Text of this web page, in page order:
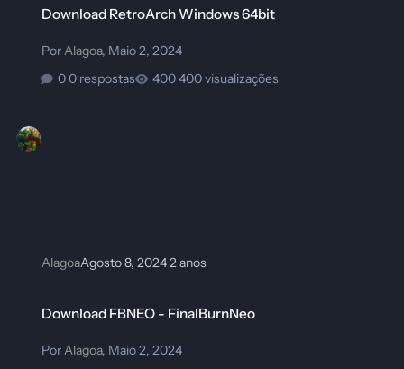
Download RetroArch Windows 64bit
Por Alagoa, Maio 2, 2024
0 respostas
400 visualizações
AlagoaAgosto 8, 20242 anos
Download FBNEO - FinalBurnNeo
PorAlagoa, Maio 2, 2024